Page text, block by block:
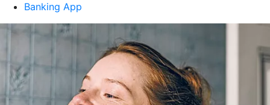
Banking App